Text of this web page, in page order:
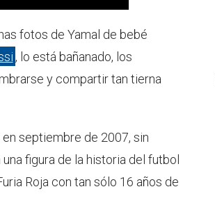
fotos de Yamal de bebé
, lo está bañanado, los
y compartir tan tierna
septiembre de 2007, sin
figura de la historia del futbol
Roja con tan sólo 16 años de